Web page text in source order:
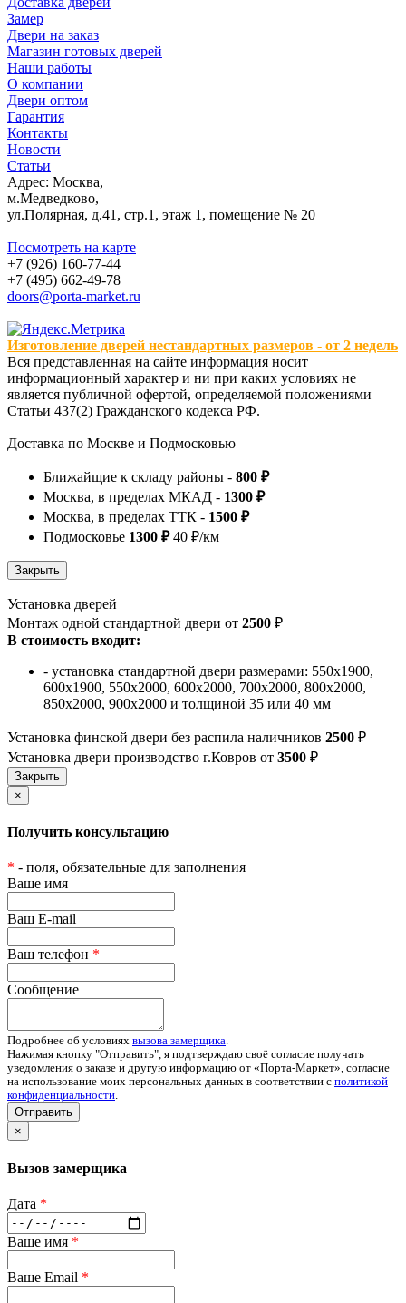
Замер
Двери на заказ
Магазин готовых дверей
Наши работы
О компании
Двери оптом
Гарантия
Контакты
Новости
Статьи
Адрес: Москва,
м.Медведково,
ул.Полярная, д.41, стр.1, этаж 1, помещение № 20
Посмотреть на карте
+7 (926) 160-77-44
+7 (495) 662-49-78
doors@porta-market.ru
Изготовление дверей нестандартных размеров - от 2 недель
Вся представленная на сайте информация носит
информационный характер и ни при каких условиях не
является публичной офертой, определяемой положениями
Статьи 437(2) Гражданского кодекса РФ.
Доставка по Москве и Подмосковью
Ближайщие к складу районы - 800 ₽
Москва, в пределах МКАД - 1300 ₽
Москва, в пределах ТТК - 1500 ₽
Подмосковье 1300 ₽40 ₽/км
Установка дверей
Монтаж одной стандартной двери от 2500 ₽
В стоимость входит:
- установка стандартной двери размерами: 550х1900,
600х1900, 550х2000, 600х2000, 700х2000, 800х2000,
850х2000, 900х2000 и толщиной 35 или 40 мм
Установка финской двери без распила наличников 2500 ₽
Установка двери производство г.Ковров от 3500 ₽
×
Получить консультацию
* - поля, обязательные для заполнения
Ваше имя
Ваш E-mail
Ваш телефон *
Сообщение
Подробнее об условиях вызова замерщика.
Нажимая кнопку "Отправить", я подтверждаю своё согласие получать
уведомления о заказе и другую информацию от «Порта-Маркет», согласие
на использование моих персональных данных в соответствии с политикой
конфиденциальности.
Отправить
×
Вызов замерщика
Дата *
Ваше имя *
Ваше Email *